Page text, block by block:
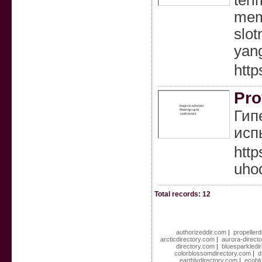
Total records: 12
authorizeddir.com|
arcticdirectory.com| aurora-
directory.com |
colorblossomdirectory.com |
earthlydirectory.com |